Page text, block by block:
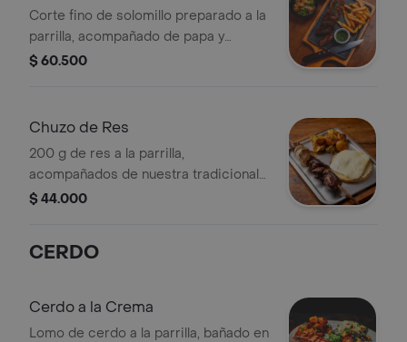
Corte fino de solomillo preparado a la
parrilla, acompañado de papa y
ensalada a elección.
$ 60.500
Chuzo de Res
200 g de res a la parrilla,
acompañados de nuestra tradicional
arepa con quesillo fundido, papas
$ 44.000
CERDO
Cerdo a la Crema
Lomo de cerdo a la parrilla, bañado en